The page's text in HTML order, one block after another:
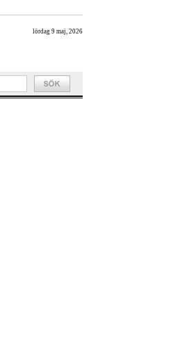
lördag 9 maj, 2026